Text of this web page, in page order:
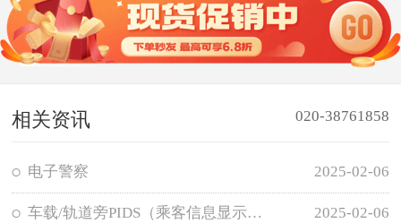
相关资讯 020-38761858
电子警察 2025-02-06
车载/轨道旁PIDS（乘客信息显示系统） 2025-02-06